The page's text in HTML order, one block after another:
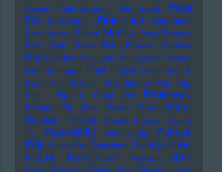
Seeger
Peter Doherty Peter Evans
Peter
Fox
Peter Green Peter Hein
Peter Hook
Peter Kraus
Peter Maffay
Peter Thomas
Peter Tosh
Petter Eldh Pharoah Sanders
Phil Collins Phil Lesh Phil Spector Photek
Pietro Lombardi
Pink Floyd Pitbull Plan B
Plasmatics
Polecats Poly Styrene Pop
Pop-
Kultur
Popcorn Popol Vuh Portishead
Portugal The Man Power Plush
Primal
Scream
Prince Priscilla Presley
Psychic
TV
Psychobilly Puff Daddy
Puhdys
Pulp Pussy Riot Questlove Quincy Jones
R.E.M. Radiohead Raekwon RAF
Rage Rahsaan Roland Kirk Rainald Grebe